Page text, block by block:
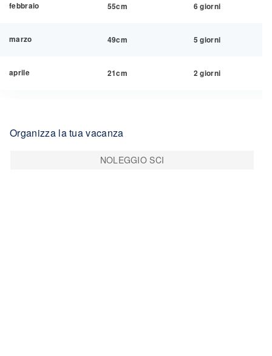
febbraio 55cm 6 giorni
marzo 49cm 5 giorni
aprile 21cm 2 giorni
Organizza la tua vacanza
NOLEGGIO SCI